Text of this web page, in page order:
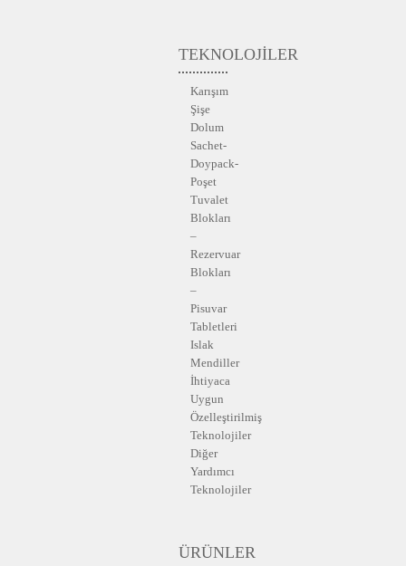
TEKNOLOJİLER
Karışım
Şişe
Dolum
Sachet-
Doypack-
Poşet
Tuvalet
Blokları
–
Rezervuar
Blokları
–
Pisuvar
Tabletleri
Islak
Mendiller
İhtiyaca
Uygun
Özelleştirilmiş
Teknolojiler
Diğer
Yardımcı
Teknolojiler
ÜRÜNLER